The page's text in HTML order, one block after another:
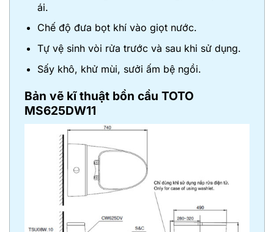
ái.
Chế độ đưa bọt khí vào giọt nước.
Tự vệ sinh vòi rửa trước và sau khi sử dụng.
Sấy khô, khử mùi, sưởi ấm bệ ngồi.
Bản vẽ kĩ thuật bồn cầu TOTO
MS625DW11